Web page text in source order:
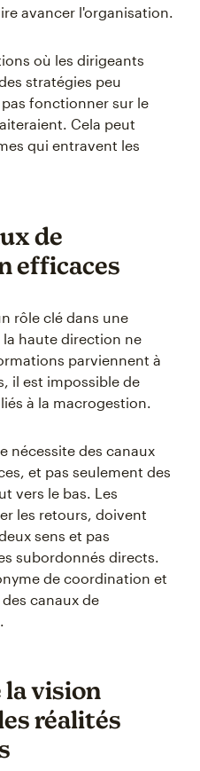
avancer l'organisation.
où les dirigeants
stratégies peu
fonctionner sur le
Cela peut
qui entravent les
de
efficaces
rôle clé dans une
haute direction ne
parviennent à
il est impossible de
à la macrogestion.
nécessite des canaux
et pas seulement des
vers le bas. Les
les retours, doivent
sens et pas
subordonnés directs.
de coordination et
canaux de
vision
réalités